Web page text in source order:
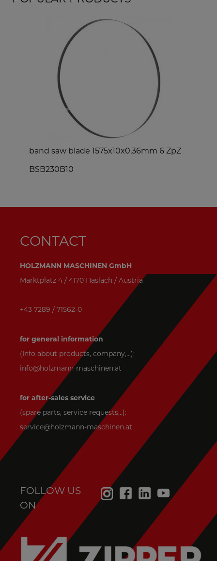
band saw blade 1575x10x0,36mm 6 ZpZ
BSB230B10
CONTACT
HOLZMANN MASCHINEN GmbH
Marktplatz 4 / 4170 Haslach / Austria
+43 7289 / 71562-0
for general information
(Info about products, company,...):
info@holzmann-maschinen.at
for after-sales service
(spare parts, service requests,..):
service@holzmann-maschinen.at
FOLLOW US
ON